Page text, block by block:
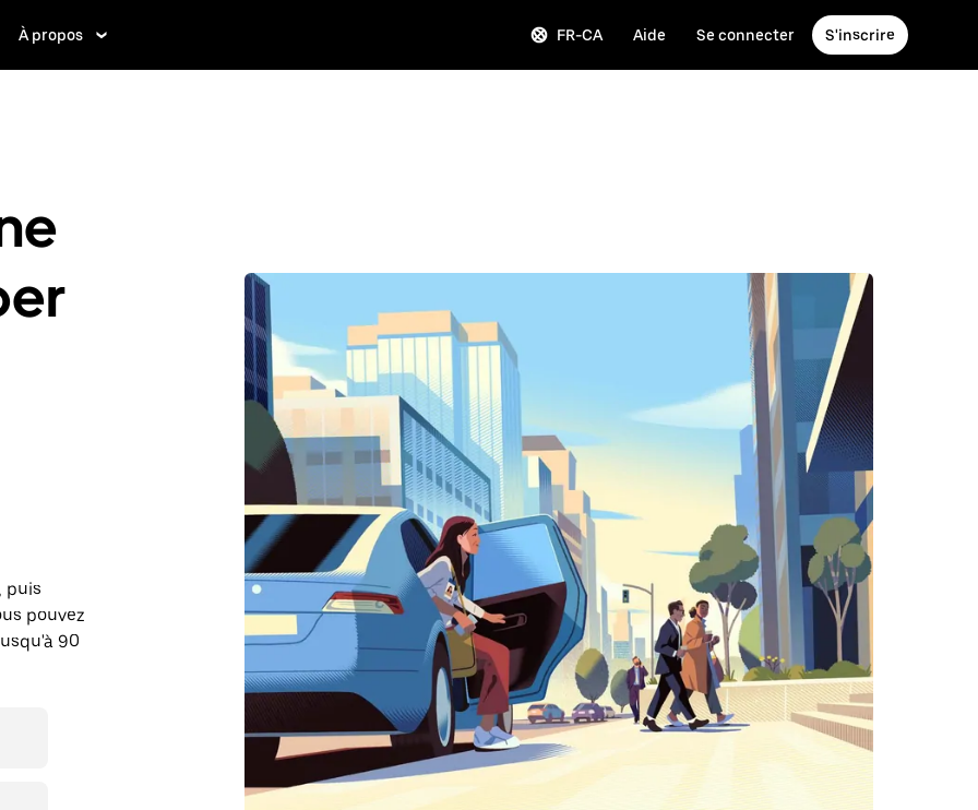
À propos FR-CA Aide Se connecter S'inscrire
puis
pouvez
90